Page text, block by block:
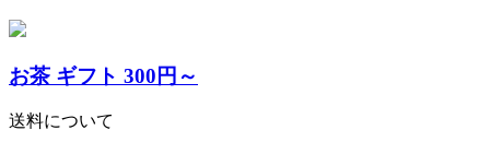
お茶 ギフト 300円～
送料について